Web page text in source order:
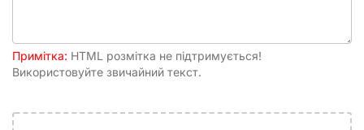
Примітка: HTML розмітка не підтримується!
Використовуйте звичайний текст.